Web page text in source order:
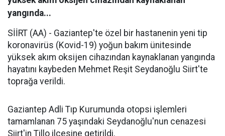
yangında...
SİİRT (AA) - Gaziantep'te özel bir hastanenin yeni tip
koronavirüs (Kovid-19) yoğun bakım ünitesinde
yüksek akım oksijen cihazından kaynaklanan yangında
hayatını kaybeden Mehmet Reşit Seydanoğlu Siirt'te
toprağa verildi.
Gaziantep Adli Tıp Kurumunda otopsi işlemleri
tamamlanan 75 yaşındaki Seydanoğlu'nun cenazesi
Siirt'in Tillo ilçesine getirildi.